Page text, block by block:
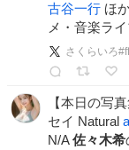
古谷一行 ほ
メ・音楽ラ
さくらいろ
【本日の写
セイ Natural
N/A佐々木希